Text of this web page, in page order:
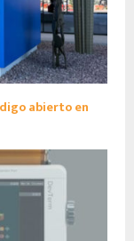
abierto en